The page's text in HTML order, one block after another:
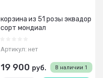
корзина из 51 розы эквадор
сорт мондиал
Артикул: нет
В наличии 1
19 900 руб.